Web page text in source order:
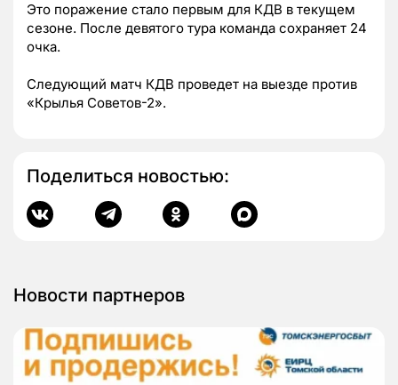
Это поражение стало первым для КДВ в текущем
сезоне. После девятого тура команда сохраняет 24
очка.
Следующий матч КДВ проведет на выезде против
«Крылья Советов-2».
Поделиться новостью:
Новости партнеров